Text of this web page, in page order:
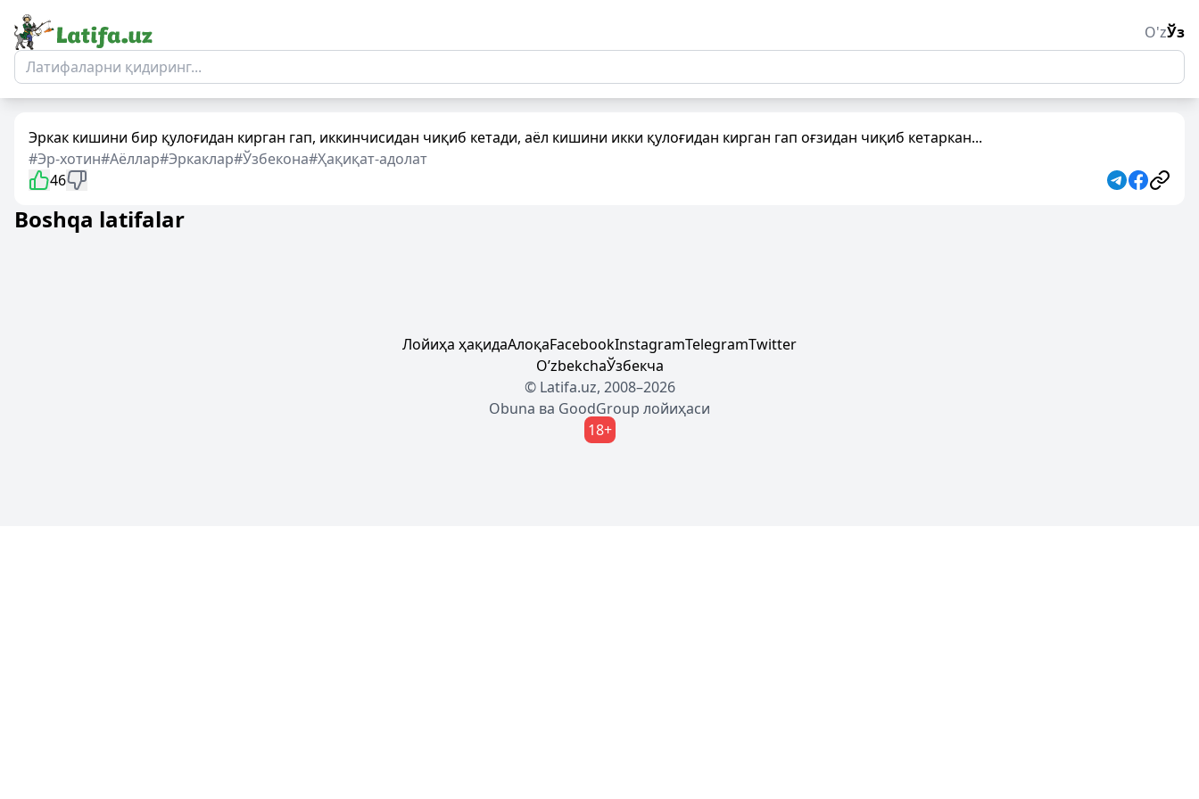
O'zЎз
Эркак кишини бир қулоғидан кирган гап, иккинчисидан чиқиб кетади, аёл кишини икки қулоғидан кирган гап оғзидан чиқиб кетаркан...
#Эр-хотин#Аёллар#Эркаклар#Ўзбекона#Ҳақиқат-адолат
46
Boshqa latifalar
Лойиҳа ҳақидаАлоқаFacebookInstagramTelegramTwitter
OʼzbekchaЎзбекча
© Latifa.uz, 2008–2026
Obuna ва GoodGroup лойиҳаси
18+